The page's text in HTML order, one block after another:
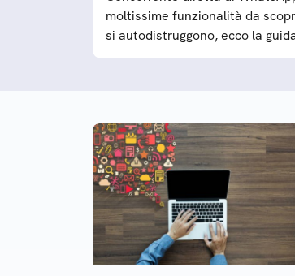
moltissime funzionalità da
si autodistruggono, ecco la